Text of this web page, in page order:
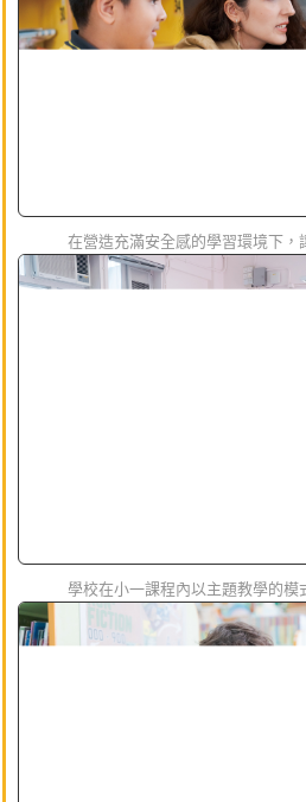
在營造充滿安全感的學習環境下，
學校在小一課程內以主題教學的模